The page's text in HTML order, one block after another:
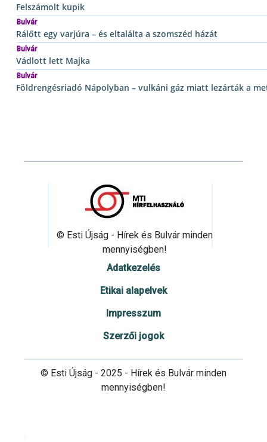
Felszámolt kupik
Bulvár
Rálőtt egy varjúra – és eltalálta a szomszéd házát
Bulvár
Vádlott lett Majka
Bulvár
Földrengésriadó Nápolyban – vulkáni gáz miatt lezárták a
© Esti Újság - Hírek és Bulvár minden
mennyiségben!
Adatkezelés
Etikai alapelvek
Impresszum
Szerzői jogok
© Esti Újság - 2025 - Hírek és Bulvár minden
mennyiségben!